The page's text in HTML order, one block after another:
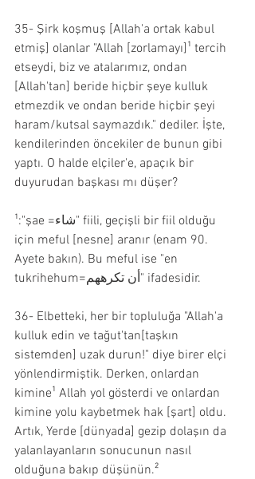
35- Şirk koşmuş [Allah'a ortak kabul
etmiş] olanlar "Allah [zorlamayı]¹ tercih
etseydi, biz ve atalarımız, ondan
[Allah'tan] beride hiçbir şeye kulluk
etmezdik ve ondan beride hiçbir şeyi
haram/kutsal saymazdık." dediler. İşte,
kendilerinden öncekiler de bunun gibi
yaptı. O halde elçiler'e, apaçık bir
duyurudan başkası mı düşer?
¹:"şae =شاء" fiili, geçişli bir fiil olduğu
için meful [nesne] aranır (enam 90.
Ayete bakın). Bu meful ise "en
tukrihehum=أن تكرههم" ifadesidir.
36- Elbetteki, her bir topluluğa "Allah'a
kulluk edin ve tağut'tan[taşkın
sistemden] uzak durun!" diye birer elçi
yönlendirmiştik. Derken, onlardan
kimine¹ Allah yol gösterdi ve onlardan
kimine yolu kaybetmek hak [şart] oldu.
Artık, Yerde [dünyada] gezip dolaşın da
yalanlayanların sonucunun nasıl
olduğuna bakıp düşünün.²